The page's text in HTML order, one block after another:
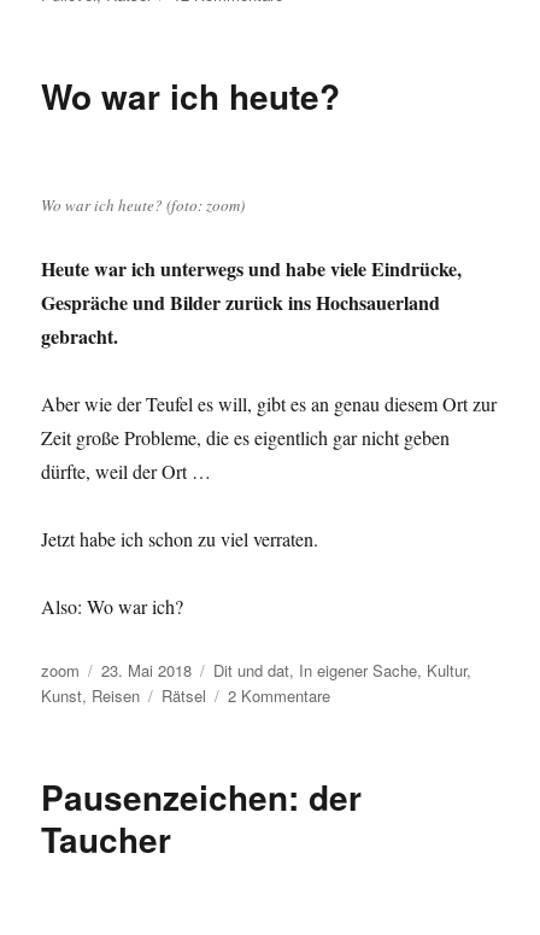
Stadt
Pullover
gekauft?
Wo war ich heute?
Wo war ich heute? (foto: zoom)
Heute war ich unterwegs und habe viele Eindrücke,
Gespräche und Bilder zurück ins Hochsauerland
gebracht.
Aber wie der Teufel es will, gibt es an genau diesem Ort zur
Zeit große Probleme, die es eigentlich gar nicht geben
dürfte, weil der Ort …
Jetzt habe ich schon zu viel verraten.
Also: Wo war ich?
Autor
zoom
Veröffentlicht
am
23. Mai 2018 Kategorien
Dit und dat, In eigener Sache, Kultur,
Kunst, Reisen Schlagwörter
Rätsel 2 Kommentarezu
heute?
Pausenzeichen: der
Taucher